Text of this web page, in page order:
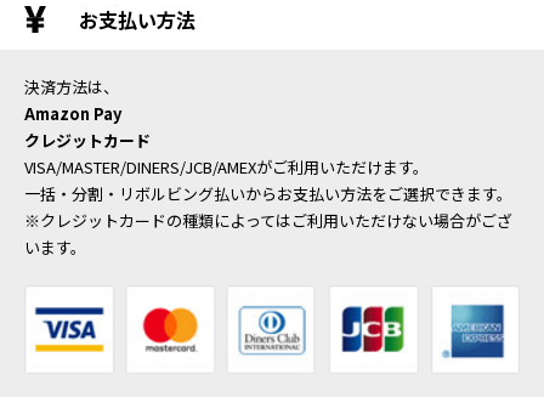
お支払い方法
決済方法は、
Amazon Pay
クレジットカード
VISA/MASTER/DINERS/JCB/AMEXがご利用いただけます。
一括・分割・リボルビング払いからお支払い方法をご選択できます。
※クレジットカードの種類によってはご利用いただけない場合がござ
います。